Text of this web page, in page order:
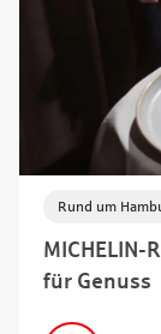
für Genuss
Rund um